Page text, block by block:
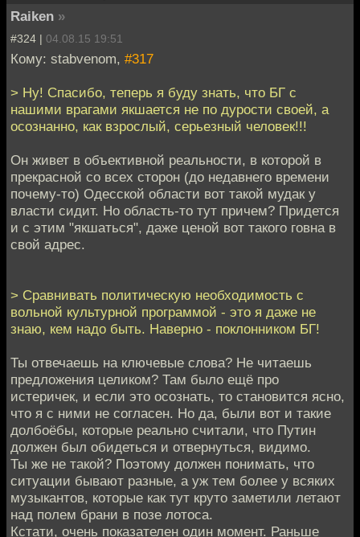
Raiken »
#324 | 04.08.15 19:51
Кому: stabvenom, #317
> Ну! Спасибо, теперь я буду знать, что БГ с
нашими врагами якшается не по дурости своей, а
осознанно, как взрослый, серьезный человек!!!
Он живет в объективной реальности, в которой в
прекрасной со всех сторон (до недавнего времени
почему-то) Одесской области вот такой мудак у
власти сидит. Но область-то тут причем? Придется
и с этим "якшаться", даже ценой вот такого говна в
свой адрес.
> Сравнивать политическую необходимость с
вольной культурной программой - это я даже не
знаю, кем надо быть. Наверно - поклонником БГ!
Ты отвечаешь на ключевые слова? Не читаешь
предложения целиком? Там было ещё про
истеричек, и если это осознать, то становится ясно,
что я с ними не согласен. Но да, были вот и такие
долбоёбы, которые реально считали, что Путин
должен был обидеться и отвернуться, видимо.
Ты же не такой? Поэтому должен понимать, что
ситуации бывают разные, а уж тем более у всяких
музыкантов, которые как тут круто заметили летают
над полем брани в позе лотоса.
Кстати, очень показателен один момент. Раньше